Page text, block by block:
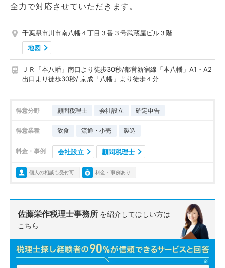
全力で対応させていただきます。
千葉県市川市南八幡４丁目３番３号武蔵屋ビル３階
地図
ＪＲ「本八幡」南口より徒歩30秒/都営新宿線「本八幡」A1・A2
出口より徒歩30秒/ 京成「八幡」より徒歩４分
得意分野 顧問税理士 会社設立 確定申告
得意業種 飲食 流通・小売 製造
料金・事例 会社設立 顧問税理士
個人の相談も受付可 料金・事例あり
佐藤栄作税理士事務所 を紹介してほしい方は
こちら